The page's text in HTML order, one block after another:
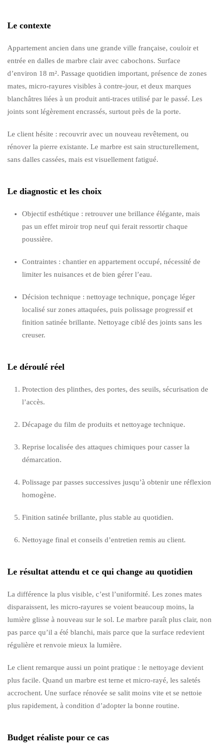
Le contexte
Appartement ancien dans une grande ville française, couloir et
entrée en dalles de marbre clair avec cabochons. Surface
d’environ 18 m². Passage quotidien important, présence de zones
mates, micro-rayures visibles à contre-jour, et deux marques
blanchâtres liées à un produit anti-traces utilisé par le passé. Les
joints sont légèrement encrassés, surtout près de la porte.
Le client hésite : recouvrir avec un nouveau revêtement, ou
rénover la pierre existante. Le marbre est sain structurellement,
sans dalles cassées, mais est visuellement fatigué.
Le diagnostic et les choix
Objectif esthétique : retrouver une brillance élégante, mais
pas un effet miroir trop neuf qui ferait ressortir chaque
poussière.
Contraintes : chantier en appartement occupé, nécessité de
limiter les nuisances et de bien gérer l’eau.
Décision technique : nettoyage technique, ponçage léger
localisé sur zones attaquées, puis polissage progressif et
finition satinée brillante. Nettoyage ciblé des joints sans les
creuser.
Le déroulé réel
Protection des plinthes, des portes, des seuils, sécurisation de
l’accès.
Décapage du film de produits et nettoyage technique.
Reprise localisée des attaques chimiques pour casser la
démarcation.
Polissage par passes successives jusqu’à obtenir une réflexion
homogène.
Finition satinée brillante, plus stable au quotidien.
Nettoyage final et conseils d’entretien remis au client.
Le résultat attendu et ce qui change au quotidien
La différence la plus visible, c’est l’uniformité. Les zones mates
disparaissent, les micro-rayures se voient beaucoup moins, la
lumière glisse à nouveau sur le sol. Le marbre paraît plus clair, non
pas parce qu’il a été blanchi, mais parce que la surface redevient
régulière et renvoie mieux la lumière.
Le client remarque aussi un point pratique : le nettoyage devient
plus facile. Quand un marbre est terne et micro-rayé, les saletés
accrochent. Une surface rénovée se salit moins vite et se nettoie
plus rapidement, à condition d’adopter la bonne routine.
Budget réaliste pour ce cas